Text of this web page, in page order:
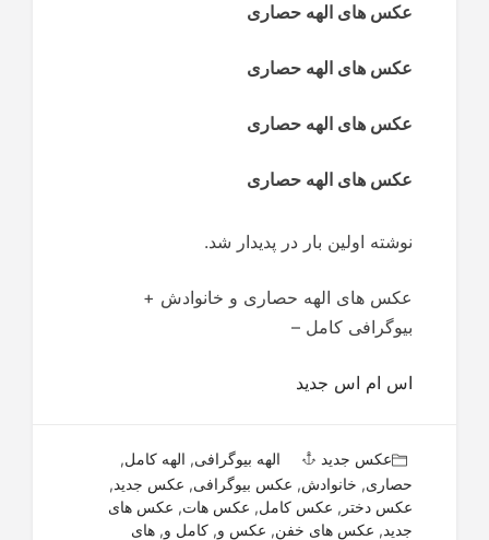
عکس های الهه حصاری
عکس های الهه حصاری
عکس های الهه حصاری
عکس های الهه حصاری
نوشته اولین بار در پدیدار شد.
عکس های الهه حصاری و خانوادش +
بیوگرافی کامل –
اس ام اس جدید
عکس جدید الهه بیوگرافی, الهه کامل,
حصاری, خانوادش, عکس بیوگرافی, عکس جدید,
عکس دختر , عکس کامل, عکس هات, عکس های
جدید, عکس های خفن, عکس و, کامل و, های